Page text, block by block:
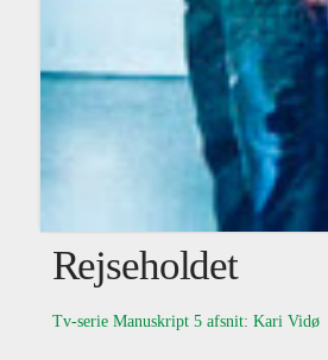
Rejseholdet
Tv-serie Manuskript 5 afsnit: Kari Vidø